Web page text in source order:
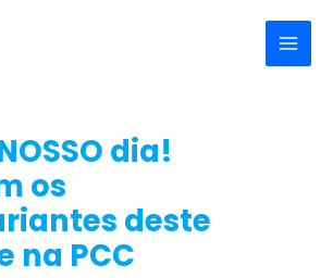
Main
Menu
dia!
os
deste
na PCC